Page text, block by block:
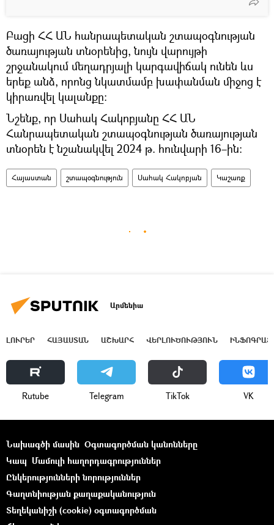
Բացի ՀՀ ԱՆ հանրապետական շտապօգնության
ծառայության տնօրենից, նույն վարույթի
շրջանակում մեղադրյալի կարգավիճակ ունեն ևս
երեք անձ, որոնց նկատմամբ խափանման միջոց է
կիրառվել կալանքը։
Նշենք, որ Սահակ Հակոբյանը ՀՀ ԱՆ
Հանրապետական շտապօգնության ծառայության
տնօրեն է նշանակվել 2024 թ. հունվարի 16–ին։
Հայաստան շտապօգնություն Սահակ Հակոբյան Կաշառք
Արմենիա
ԼՈՒՐԵՐ ՀԱՅԱՍՏԱՆ ԱՇԽԱՐՀ ՎԵՐԼՈՒԾՈՒԹՅՈՒՆ
Rutube Telegram ТikТоk VK
Նախագծի մասին Օգտագործման կանոնները
Կապ Մամուլի հաղորդագրություններ
Ընկերությունների նորություններ
Գաղտնիության քաղաքականություն
Տեղեկանիշի (cookie) օգտագործման